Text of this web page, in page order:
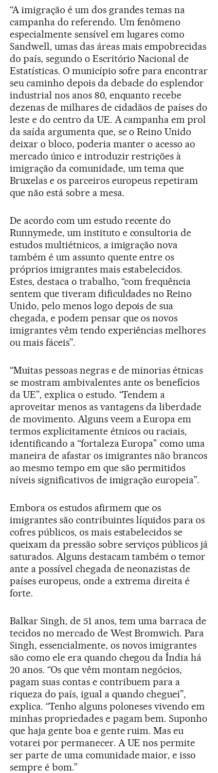
“A imigração é um dos grandes temas na
campanha do referendo. Um fenômeno
especialmente sensível em lugares como
Sandwell, umas das áreas mais empobrecidas
do país, segundo o Escritório Nacional de
Estatísticas. O município sofre para encontrar
seu caminho depois da debacle do esplendor
industrial nos anos 80, enquanto recebe
dezenas de milhares de cidadãos de países do
leste e do centro da UE. A campanha em prol
da saída argumenta que, se o Reino Unido
deixar o bloco, poderia manter o acesso ao
mercado único e introduzir restrições à
imigração da comunidade, um tema que
Bruxelas e os parceiros europeus repetiram
que não está sobre a mesa.
De acordo com um estudo recente do
Runnymede, um instituto e consultoria de
estudos multiétnicos, a imigração nova
também é um assunto quente entre os
próprios imigrantes mais estabelecidos.
Estes, destaca o trabalho, “com frequência
sentem que tiveram dificuldades no Reino
Unido, pelo menos logo depois de sua
chegada, e podem pensar que os novos
imigrantes vêm tendo experiências melhores
ou mais fáceis”.
“Muitas pessoas negras e de minorias étnicas
se mostram ambivalentes ante os benefícios
da UE”, explica o estudo. “Tendem a
aproveitar menos as vantagens da liberdade
de movimento. Alguns veem a Europa em
termos explicitamente étnicos ou raciais,
identificando a “fortaleza Europa” como uma
maneira de afastar os imigrantes não brancos
ao mesmo tempo em que são permitidos
níveis significativos de imigração europeia”.
Embora os estudos afirmem que os
imigrantes são contribuintes líquidos para os
cofres públicos, os mais estabelecidos se
queixam da pressão sobre serviços públicos já
saturados. Alguns destacam também o temor
ante a possível chegada de neonazistas de
países europeus, onde a extrema direita é
forte.
Balkar Singh, de 51 anos, tem uma barraca de
tecidos no mercado de West Bromwich. Para
Singh, essencialmente, os novos imigrantes
são como ele era quando chegou da Índia há
20 anos. “Os que vêm montam negócios,
pagam suas contas e contribuem para a
riqueza do país, igual a quando cheguei”,
explica. “Tenho alguns poloneses vivendo em
minhas propriedades e pagam bem. Suponho
que haja gente boa e gente ruim. Mas eu
votarei por permanecer. A UE nos permite
ser parte de uma comunidade maior, e isso
sempre é bom.”